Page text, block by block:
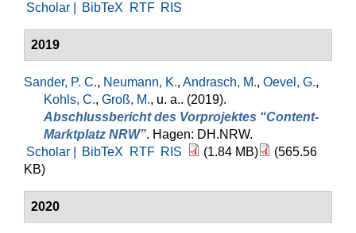
Scholar |
BibTeX RTF RIS
2019
Sander, P. C., Neumann, K., Andrasch, M., Oevel, G.,
Kohls, C., Groß, M., u. a.. (2019).
Abschlussbericht des Vorprojektes “Content-
Marktplatz NRW”. Hagen: DH.NRW.
Scholar |
BibTeX RTF RIS (1.84 MB)
(565.56
KB)
2020